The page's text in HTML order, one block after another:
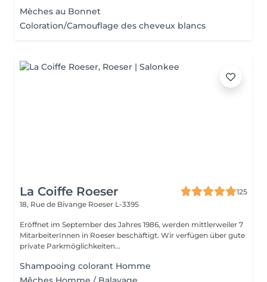
Mèches au Bonnet
Coloration/Camouflage des cheveux blancs
La Coiffe Roeser
125
18, Rue de Bivange Roeser L-3395
Eröffnet im September des Jahres 1986, werden mittlerweiler 7
MitarbeiterInnen in Roeser beschäftigt. Wir verfügen über gute
private Parkmöglichkeiten...
Shampooing colorant Homme